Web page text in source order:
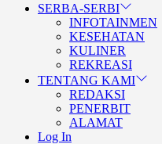
SERBA-SERBI
INFOTAINMEN
KESEHATAN
KULINER
REKREASI
TENTANG KAMI
REDAKSI
PENERBIT
ALAMAT
Log In